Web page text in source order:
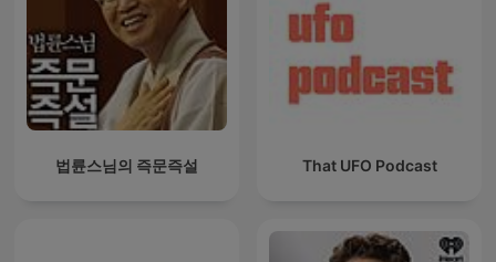
법륜스님의 즉문즉설 That UFO Podcast